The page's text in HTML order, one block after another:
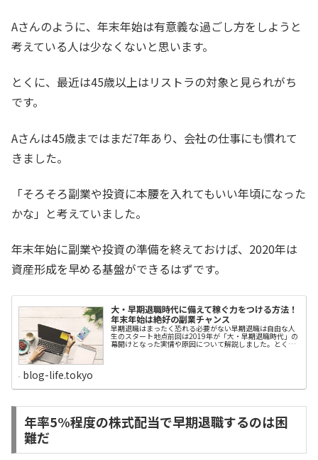
Aさんのように、年末年始は有意義な過ごし方をしようと
考えている人は少なくないと思います。
とくに、最近は45歳以上はリストラの対象と見られがち
です。
Aさんは45歳まではまだ7年あり、会社の仕事にも慣れて
きました。
「そろそろ副業や投資に本腰を入れてもいい年頃になった
かな」と考えていました。
年末年始に副業や投資の準備を終えておけば、2020年は
資産形成を早める基盤ができるはずです。
大・早期退職時代に備えて稼ぐ力をつける方法！
年末年始は絶好の副業チャンス
早期退職はまったく恐れる必要がない早期退職は自由な人
生のスタート地点前回は2019年が「大・早期退職時代」の
幕開けとなった実情や原因について解説しました。とく
と、多くのサラリーマンは身構えると思います。では、リ
考えています。むしろ、早期退職制度をうまく活用するこ
とによって、自由な第2の人生に踏み出せる絶好のチャン
スだと思っています。実際、私は自分から求めて早期退職
したクチで、現在はサラリーマン生活では味わえない自由
blog-life.tokyo
年率5%程度の株式配当で早期退職するのは困
難だ